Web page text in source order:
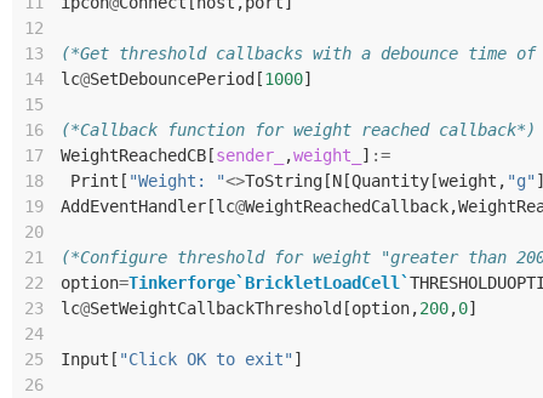
12
13
(*Get threshold callbacks with a debounce time of
14
lc@SetDebouncePeriod [1000]
15
16
(*Callback function for weight reached callback*)
17
WeightReachedCB [sender_ ,weight_ ] :=
18
Print [ "Weight: "<>ToString [N [Quantity [weight , "g"
19
AddEventHandler [lc@WeightReachedCallback,
20
21
(*Configure threshold for weight "greater than
22
option=Tinkerforge`BrickletLoadCell`
23
lc@SetWeightCallbackThreshold [option,200,0]
24
25
Input [ "Click OK to exit" ]
26